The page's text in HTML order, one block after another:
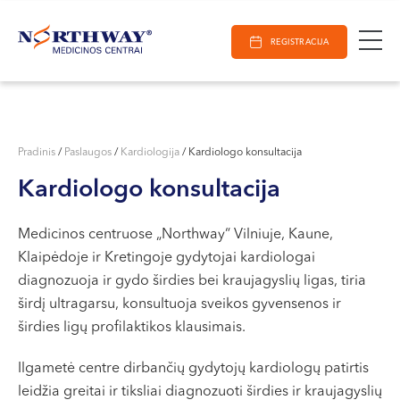
Darbo laikas
I-V 07:30 - 20:30
Kaunas
Miško g. 25A
Darbo laikas:
I-V 08:00 - 20:00
VI 09:00 - 15:00
Paieška REGISTRACIJA
E-Registracija
Pradinis / Paslaugos / Kardiologija / Kardiologo konsultacija
Kardiologo konsultacija
Medicinos centruose „Northway“ Vilniuje, Kaune,
Klaipėdoje ir Kretingoje gydytojai kardiologai
diagnozuoja ir gydo širdies bei kraujagyslių ligas, tiria
širdį ultragarsu, konsultuoja sveikos gyvensenos ir
širdies ligų profilaktikos klausimais.
Ilgametė centre dirbančių gydytojų kardiologų patirtis
leidžia greitai ir tiksliai diagnozuoti širdies ir kraujagyslių